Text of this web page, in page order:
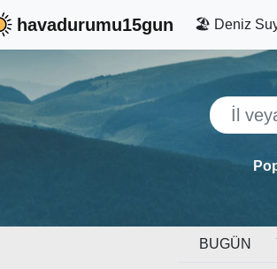
havadurumu15gun 🏖️ Deniz
BUGÜN